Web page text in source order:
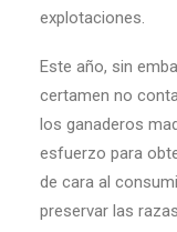
explotaciones.
Este año, sin
certamen no
los ganaderos
esfuerzo para
de cara al
preservar las